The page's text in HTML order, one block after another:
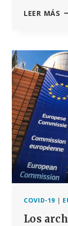
LEER MÁS
LA
COVID-19 |
Los